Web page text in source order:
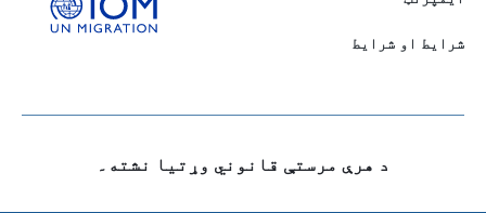
شرایط او شرایط
د هرې مرستې قانوني وړتيا نشته۔